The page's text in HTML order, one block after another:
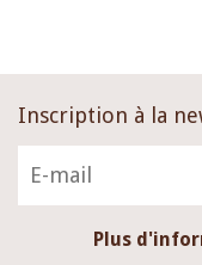
Inscription à la
Plus